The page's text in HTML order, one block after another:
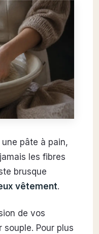
pâte à pain,
les fibres
brusque
vêtement.
de vos
Pour plus